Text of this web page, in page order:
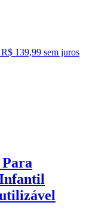
R$ 139,99 sem juros